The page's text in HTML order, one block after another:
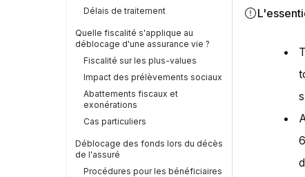
Délais de traitement
Quelle fiscalité s'applique au
déblocage d'une assurance vie ?
Fiscalité sur les plus-values
Impact des prélèvements sociaux
Abattements fiscaux et
exonérations
Cas particuliers
Déblocage des fonds lors du décès
de l'assuré
Procédures pour les bénéficiaires